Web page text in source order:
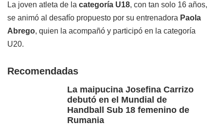
La joven atleta de la categoría U18, con tan solo 16 años,
se animó al desafío propuesto por su entrenadora Paola
Abrego, quien la acompañó y participó en la categoría
U20.
Recomendadas
La maipucina Josefina Carrizo
debutó en el Mundial de
Handball Sub 18 femenino de
Rumania